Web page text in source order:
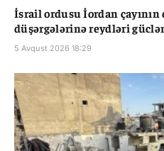
İsrail ordusu İordan
düşərgələrinə reydləri
5 Avqust 2026 18:29